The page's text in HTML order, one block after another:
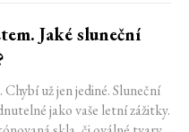
Jaké sluneční
už jen jediné. Sluneční
jako vaše letní zážitky.